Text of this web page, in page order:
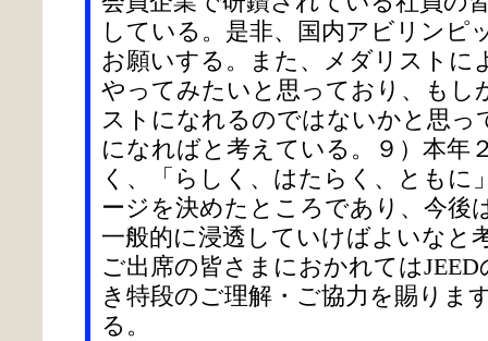
している。是非、国内アビリンピ
お願いする。また、メダリストに
やってみたいと思っており、もし
ストになれるのではないかと思っ
になればと考えている。９）本年
く、「らしく、はたらく、ともに
ージを決めたところであり、今後
一般的に浸透していけばよいなと
ご出席の皆さまにおかれては
き特段のご理解・ご協力を賜りま
る。